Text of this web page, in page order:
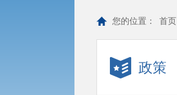
您的位置： 首页
政策